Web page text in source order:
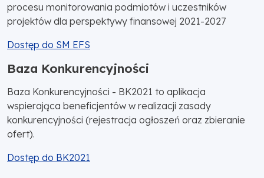
procesu monitorowania podmiotów i uczestników
projektów dla perspektywy finansowej 2021-2027
Dostęp do SM EFS
Baza Konkurencyjności
Baza Konkurencyjności - BK2021 to aplikacja
wspierająca beneficjentów w realizacji zasady
konkurencyjności (rejestracja ogłoszeń oraz zbieranie
ofert).
Dostęp do BK2021